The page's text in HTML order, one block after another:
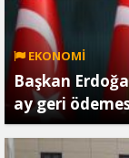
EKONOMİ
Başkan
ay geri